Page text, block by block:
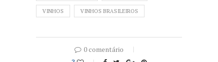
VINHOS VINHOS BRASILEIROS
0 comentário